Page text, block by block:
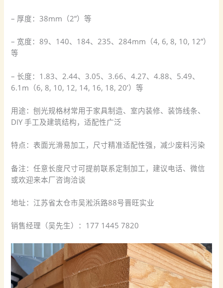
– 厚度：38mm（2”）等
– 宽度：89、140、184、235、284mm（4, 6, 8, 10, 12”）
等
– 长度：1.83、2.44、3.05、3.66、4.27、4.88、5.49、
6.1m（6, 8, 10, 12, 14, 16, 18, 20’）等
用途：刨光规格材常用于家具制造、室内装修、装饰线条、
DIY 手工及建筑结构，适配性广泛
特点：表面光滑易加工，尺寸精准适配性强，减少废料污染
备注：任意长度尺寸可提前联系定制加工，建议电话、微信
或欢迎来本厂咨询洽谈
地址：江苏省太仓市吴淞浜路88号晋旺实业
销售经理（吴先生）：177 1445 7820